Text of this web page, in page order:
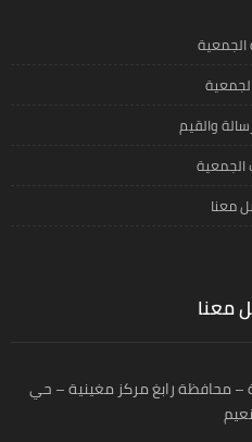
والقيم
الجمعية
معنا
معنا
محافظة رابغ مركز مغينية – حي